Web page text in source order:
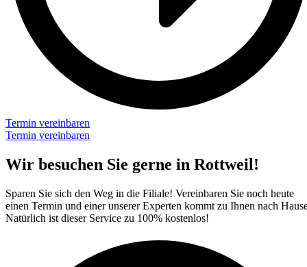
Termin vereinbaren
Termin vereinbaren
Wir besuchen Sie gerne in Rottweil!​
Sparen Sie sich den Weg in die Filiale! Vereinbaren Sie noch heute
einen Termin und einer unserer Experten kommt zu Ihnen nach
Natürlich ist dieser Service zu 100% kostenlos!